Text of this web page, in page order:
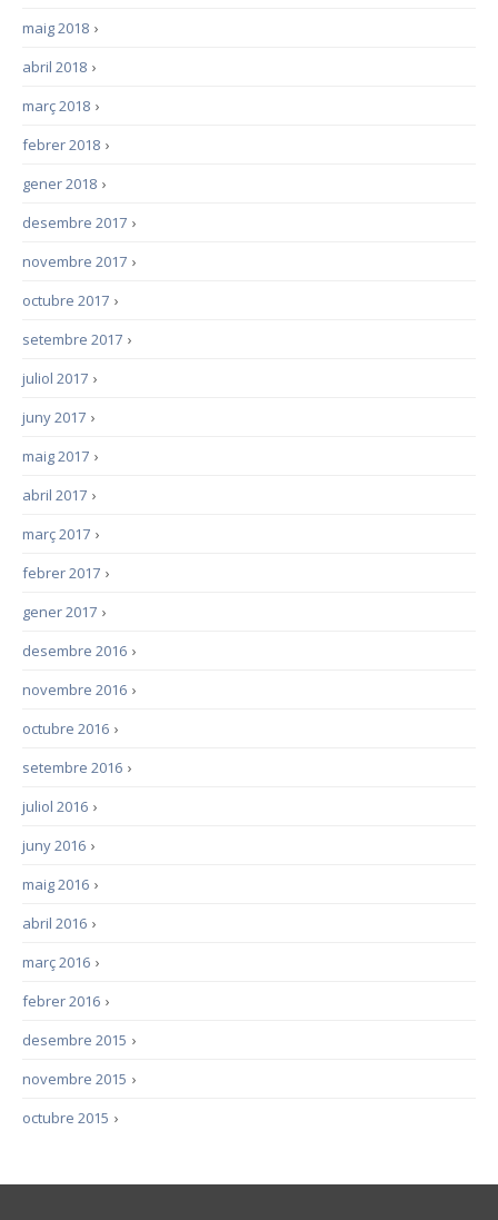
›
maig 2018
›
abril 2018
›
març 2018
›
febrer 2018
›
gener 2018
›
desembre 2017
›
novembre 2017
›
octubre 2017
›
setembre 2017
›
juliol 2017
›
juny 2017
›
maig 2017
›
abril 2017
›
març 2017
›
febrer 2017
›
gener 2017
›
desembre 2016
›
novembre 2016
›
octubre 2016
›
setembre 2016
›
juliol 2016
›
juny 2016
›
maig 2016
›
abril 2016
›
març 2016
›
febrer 2016
›
desembre 2015
›
novembre 2015
›
octubre 2015